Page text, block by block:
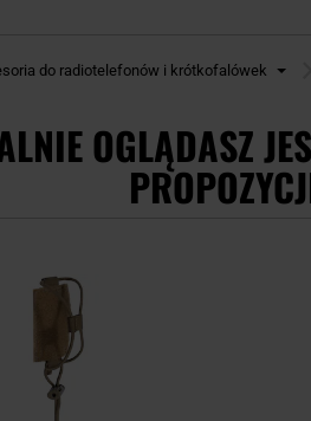
do radiotelefonów i krótkofalówek
OGLĄDASZ